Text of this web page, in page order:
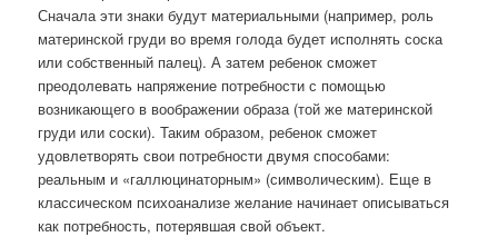
Сначала эти знаки будут материальными (например, роль
материнской груди во время голода будет исполнять соска
или собственный палец). А затем ребенок сможет
преодолевать напряжение потребности с помощью
возникающего в воображении образа (той же материнской
груди или соски). Таким образом, ребенок сможет
удовлетворять свои потребности двумя способами:
реальным и «галлюцинаторным» (символическим). Еще в
классическом психоанализе желание начинает описываться
как потребность, потерявшая свой объект.